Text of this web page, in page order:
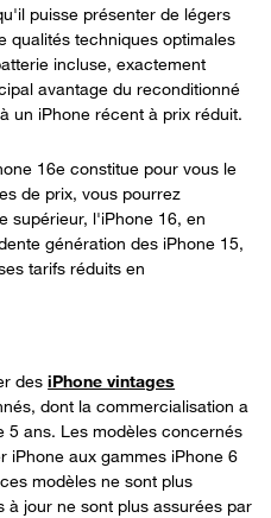
puisse présenter de légers
qualités techniques optimales
incluse, exactement
avantage du reconditionné
un iPhone récent à prix réduit.
16e constitue pour vous le
de prix, vous pourrez
supérieur, l'iPhone 16, en
génération des iPhone 15,
tarifs réduits en
desiPhone vintages
dont la commercialisation a
5 ans. Les modèles concernés
iPhone aux gammes iPhone 6
modèles ne sont plus
à jour ne sont plus assurées par